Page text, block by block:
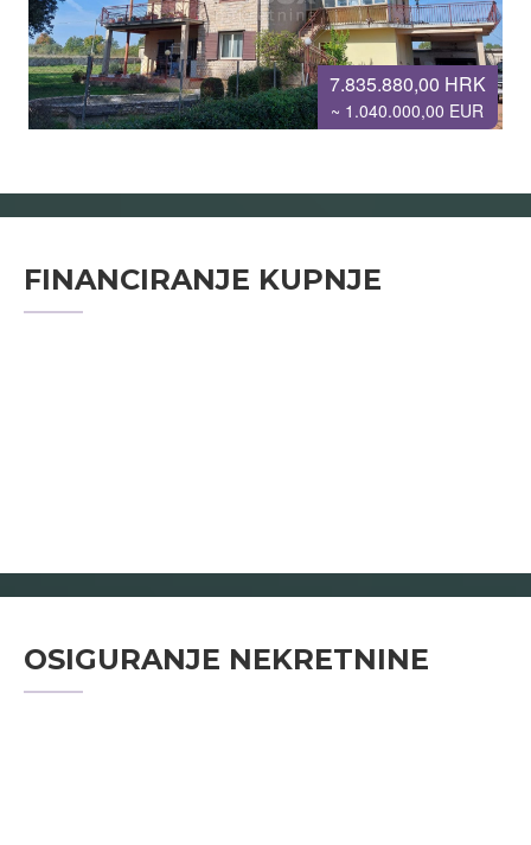
7.835.880,00 HRK
~ 1.040.000,00 EUR
FINANCIRANJE KUPNJE
OSIGURANJE NEKRETNINE